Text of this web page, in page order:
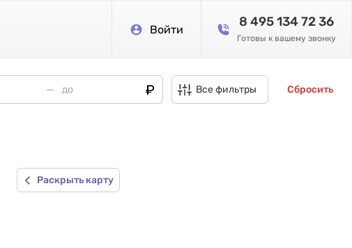
Войти
8 495 134 72 36
Готовы к вашему звонку
Все фильтры Сбросить
Раскрыть карту